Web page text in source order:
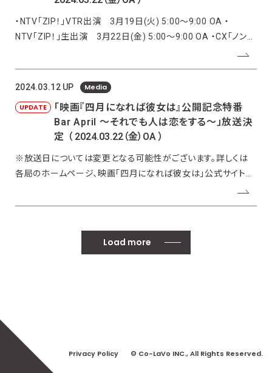
・NTV「ZIP！」VTR出演 3月19日(火) 5:00〜9:00 OA ・
NTV「ZIP！」生出演 3月22日(金) 5:00〜9:00 OA ・CX「ノンス
イン!!サタデー」VTR出演 3月23日(土)
2024.03.12 UP Media
UPDATE
「映画『四月になれば彼女は』公開記念特番
Bar April 〜それでも人は恋をする〜」放送決
定 （ 2024.03.22（金）OA ）
※放送日については変更となる可能性がございます。詳しくは
各局のホームページ、映画「四月になれば彼女は」公式サイトを
3/17(日) 16:30-17:00岩手放送 3/17(日) 14:30-15:00宮
Load more
© Co-LaVo INC., All Rights Reserved.
Privacy Policy